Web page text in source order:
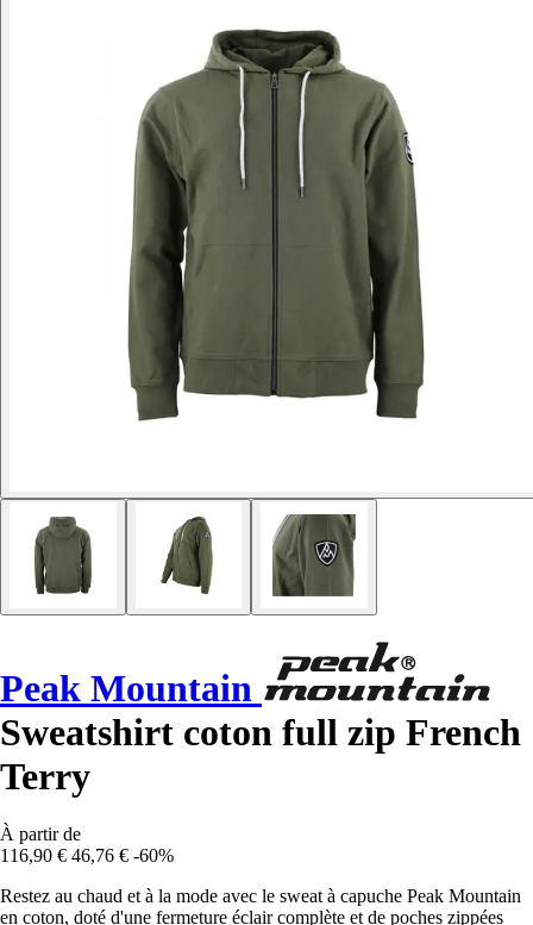
Peak Mountain
Sweatshirt coton full zip French
Terry
À partir de
116,90 € 46,76 € -60%
Restez au chaud et à la mode avec le sweat à capuche Peak Mountain
en coton, doté d'une fermeture éclair complète et de poches zippées